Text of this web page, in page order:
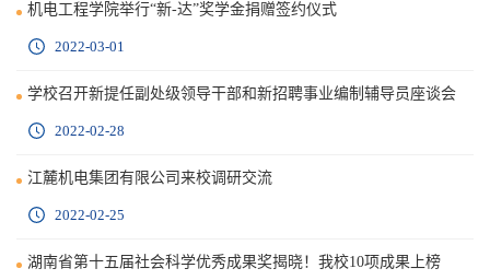
机电工程学院举行“新-达”奖学金捐赠签约仪式
2022-03-01
学校召开新提任副处级领导干部和新招聘事业编制辅导员座谈会
2022-02-28
江麓机电集团有限公司来校调研交流
2022-02-25
湖南省第十五届社会科学优秀成果奖揭晓！我校10项成果上榜